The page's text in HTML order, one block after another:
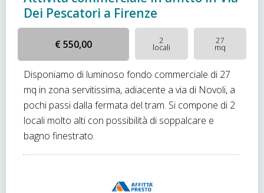
Dei Pescatori a Firenze
€ 550,00 2
locali
27
mq
Disponiamo di luminoso fondo commerciale di 27
mq in zona servitissima, adiacente a via di Novoli, a
pochi passi dalla fermata del tram. Si compone di 2
locali molto alti con possibilità di soppalcare e
bagno finestrato.